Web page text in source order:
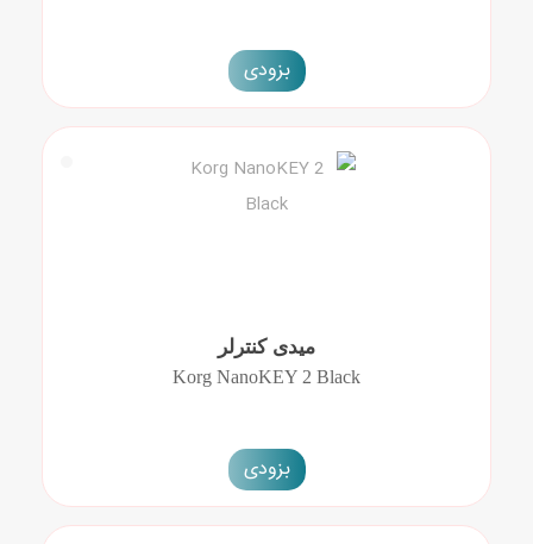
بزودی
میدی کنترلر
Korg NanoKEY 2 Black
بزودی